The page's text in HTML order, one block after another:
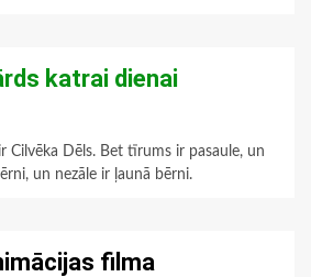
katrai dienai
ir Cilvēka Dēls. Bet tīrums ir pasaule, un
un nezāle ir ļaunā bērni.
filma